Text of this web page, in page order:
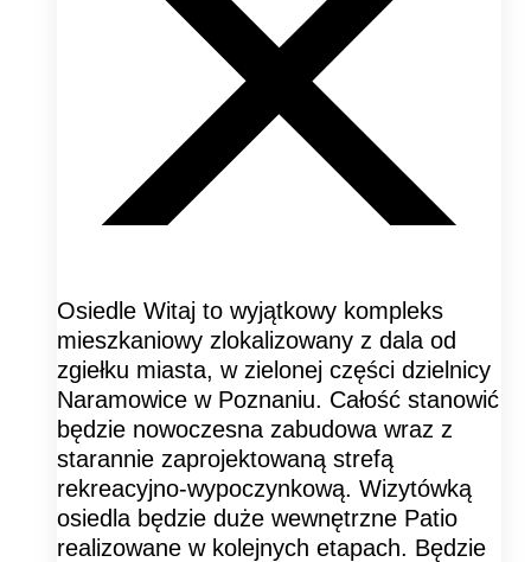
Osiedle Witaj to wyjątkowy kompleks
mieszkaniowy zlokalizowany z dala od
zgiełku miasta, w zielonej części dzielnicy
Naramowice w Poznaniu. Całość stanowić
będzie nowoczesna zabudowa wraz z
starannie zaprojektowaną strefą
rekreacyjno-wypoczynkową. Wizytówką
osiedla będzie duże wewnętrzne Patio
realizowane w kolejnych etapach. Będzie